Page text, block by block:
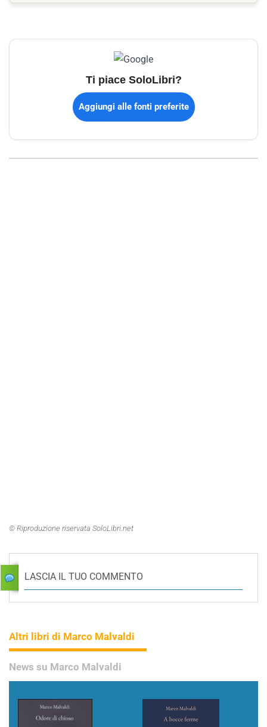
Ti piace SoloLibri?
Aggiungi alle fonti preferite
© Riproduzione riservata SoloLibri.net
LASCIA IL TUO COMMENTO
Altri libri di Marco Malvaldi
News su Marco Malvaldi